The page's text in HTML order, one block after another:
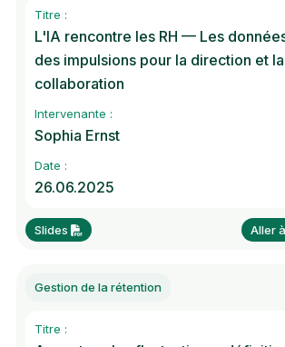
Titre :
L'IA rencontre les RH — Les
des impulsions pour la direction et la
collaboration
Intervenante :
Sophia Ernst
Date :
26.06.2025
Slides Aller
Gestion de la rétention
Titre :